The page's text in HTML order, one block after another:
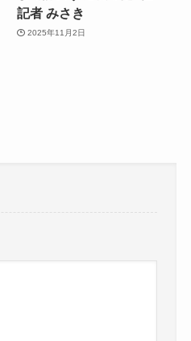
記者 みさき
2025年11月2日